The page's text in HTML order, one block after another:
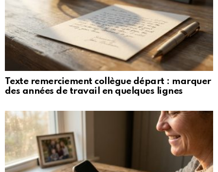
Texte remerciement collègue départ : marquer
des années de travail en quelques lignes